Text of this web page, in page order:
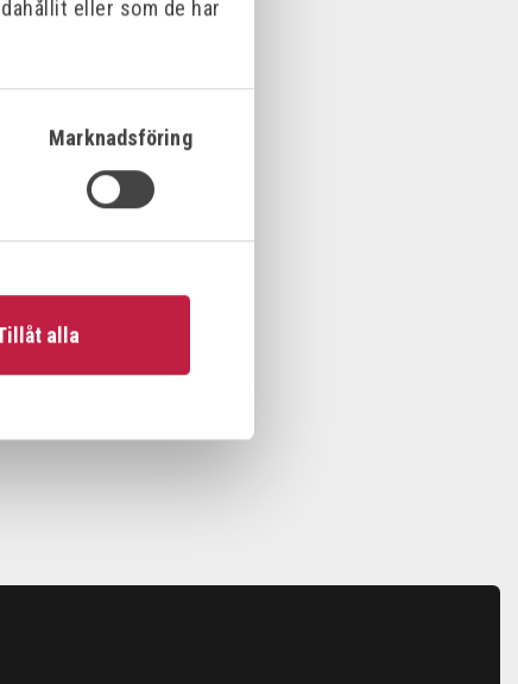
eller som de har
Marknadsföring
alla